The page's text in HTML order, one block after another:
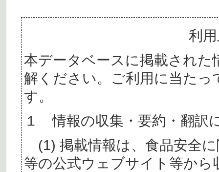
利
本データベースに掲載された
解ください。ご利用に当た
す。
１ 情報の収集・要約・翻訳
(1) 掲載情報は、食品安全
等の公式ウェブサイト等か